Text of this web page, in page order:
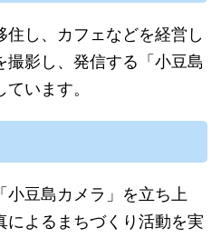
住し、カフェなどを経営し
撮影し、発信する「小豆島
います。
豆島カメラ」を立ち上
によるまちづくり活動を実